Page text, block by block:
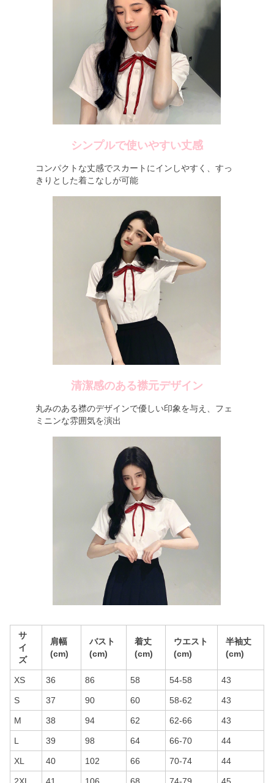
シンプルで使いやすい丈感
コンパクトな丈感でスカートにインしやすく、すっ
きりとした着こなしが可能
清潔感のある襟元デザイン
丸みのある襟のデザインで優しい印象を与え、フェ
ミニンな雰囲気を演出
サ
イ
ズ
肩幅
(cm)
バスト
(cm)
着丈
(cm)
ウエスト
(cm)
半袖丈
(cm)
XS 36 86 58 54-58 43
S 37 90 60 58-62 43
M 38 94 62 62-66 43
L 39 98 64 66-70 44
XL 40 102 66 70-74 44